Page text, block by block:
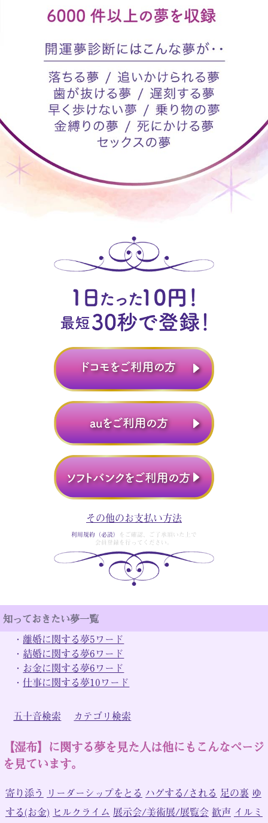
その他のお支払い方法
利用規約（必読）
をご確認、ご了承頂いた上で
会員登録を行ってください。
知っておきたい夢一覧
・ 離婚に関する夢5ワード
・ 結婚に関する夢6ワード
・ お金に関する夢6ワード
・仕事に関する夢10ワード
五十音検索 カテゴリ検索
【湿布】に関する夢を見た人は他にもこんなページ
を見ています。
寄り添う リーダーシップをとる ハグする/される 足の裏 ゆ
する(お金) ヒルクライム 展示会/美術展/展覧会 歓声 イルミ